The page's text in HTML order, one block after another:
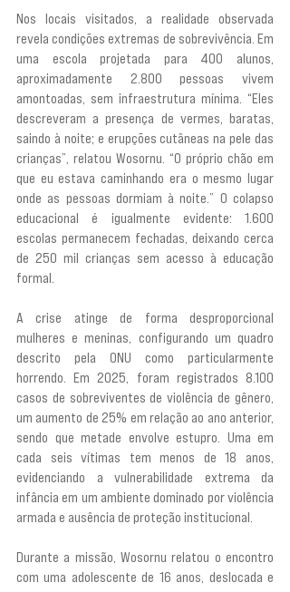
Nos locais visitados, a realidade observada
revela condições extremas de sobrevivência. Em
uma escola projetada para 400 alunos,
aproximadamente 2.800 pessoas vivem
amontoadas, sem infraestrutura mínima. “Eles
descreveram a presença de vermes, baratas,
saindo à noite; e erupções cutâneas na pele das
crianças”, relatou Wosornu. “O próprio chão em
que eu estava caminhando era o mesmo lugar
onde as pessoas dormiam à noite.” O colapso
educacional é igualmente evidente: 1.600
escolas permanecem fechadas, deixando cerca
de 250 mil crianças sem acesso à educação
formal.
A crise atinge de forma desproporcional
mulheres e meninas, configurando um quadro
descrito pela ONU como particularmente
horrendo. Em 2025, foram registrados 8.100
casos de sobreviventes de violência de gênero,
um aumento de 25% em relação ao ano anterior,
sendo que metade envolve estupro. Uma em
cada seis vítimas tem menos de 18 anos,
evidenciando a vulnerabilidade extrema da
infância em um ambiente dominado por violência
armada e ausência de proteção institucional.
Durante a missão, Wosornu relatou o encontro
com uma adolescente de 16 anos, deslocada e